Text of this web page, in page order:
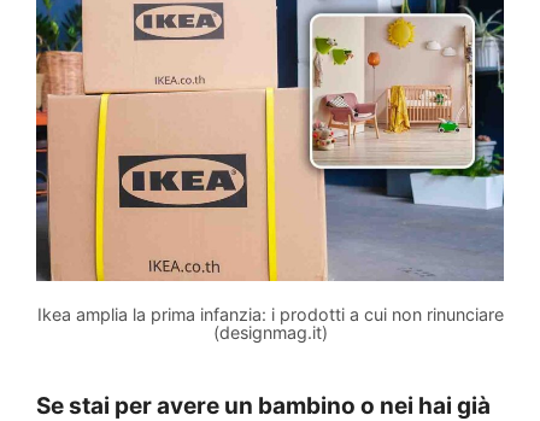
Ikea amplia la prima infanzia: i prodotti a cui non rinunciare
(designmag.it)
Se stai per avere un bambino o nei hai già